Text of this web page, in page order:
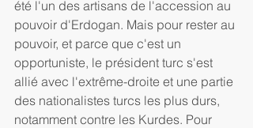
été l'un des artisans de l'accession au
pouvoir d'Erdogan. Mais pour rester au
pouvoir, et parce que c'est un
opportuniste, le président turc s'est
allié avec l'extrême-droite et une partie
des nationalistes turcs les plus durs,
notamment contre les Kurdes. Pour